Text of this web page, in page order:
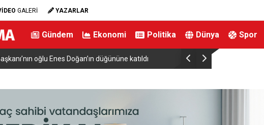
GALERİ YAZARLAR
Gündem Ekonomi Politika Dünya Spor
oğlu Enes Doğan’ın düğününe katıldı Vakıfbank ve İŞKUR